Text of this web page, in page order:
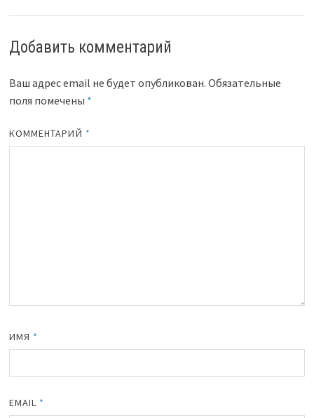
Добавить комментарий
Ваш адрес email не будет опубликован. Обязательные
поля помечены *
КОММЕНТАРИЙ *
ИМЯ *
EMAIL *